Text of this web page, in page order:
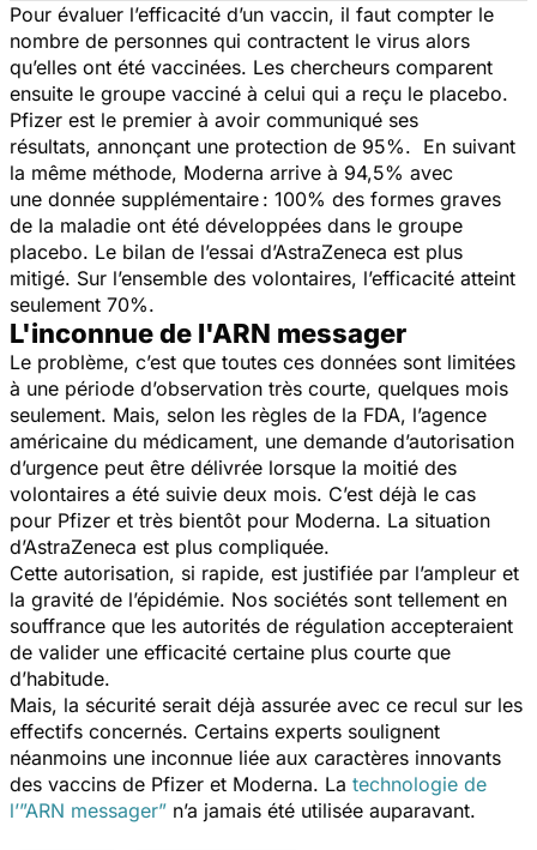
Pour évaluer l’efficacité d’un vaccin, il faut compter le
nombre de personnes qui contractent le virus alors
qu’elles ont été vaccinées. Les chercheurs comparent
ensuite le groupe vacciné à celui qui a reçu le placebo.
Pfizer est le premier à avoir communiqué ses
résultats, annonçant une protection de 95%. En suivant
la même méthode, Moderna arrive à 94,5% avec
une donnée supplémentaire : 100% des formes graves
de la maladie ont été développées dans le groupe
placebo. Le bilan de l’essai d’AstraZeneca est plus
mitigé. Sur l’ensemble des volontaires, l’efficacité atteint
seulement 70%.
L'inconnue de l'ARN messager
Le problème, c’est que toutes ces données sont limitées
à une période d’observation très courte, quelques mois
seulement. Mais, selon les règles de la FDA, l’agence
américaine du médicament, une demande d’autorisation
d’urgence peut être délivrée lorsque la moitié des
volontaires a été suivie deux mois. C’est déjà le cas
pour Pfizer et très bientôt pour Moderna. La situation
d’AstraZeneca est plus compliquée.
Cette autorisation, si rapide, est justifiée par l’ampleur et
la gravité de l’épidémie. Nos sociétés sont tellement en
souffrance que les autorités de régulation accepteraient
de valider une efficacité certaine plus courte que
d’habitude.
Mais, la sécurité serait déjà assurée avec ce recul sur les
effectifs concernés. Certains experts soulignent
néanmoins une inconnue liée aux caractères innovants
des vaccins de Pfizer et Moderna. La technologie de
l’”ARN messager” n’a jamais été utilisée auparavant.